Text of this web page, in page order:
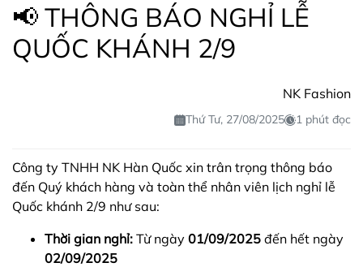
📢 THÔNG BÁO NGHỈ LỄ
QUỐC KHÁNH 2/9
NK Fashion
Thứ Tư, 27/08/2025 1 phút đọc
Công ty TNHH NK Hàn Quốc xin trân trọng thông báo
đến Quý khách hàng và toàn thể nhân viên lịch nghỉ lễ
Quốc khánh 2/9 như sau:
Thời gian nghỉ: Từ ngày 01/09/2025 đến hết ngày
02/09/2025